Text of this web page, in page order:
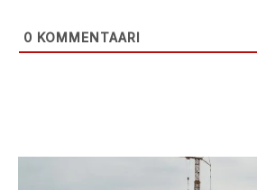
0 KOMMENTAARI